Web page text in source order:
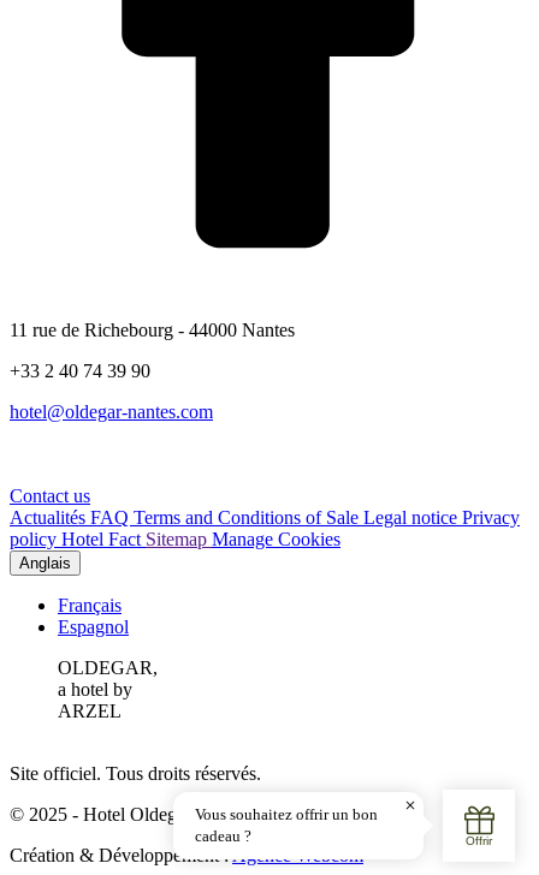
11 rue de Richebourg - 44000 Nantes
+33 2 40 74 39 90
hotel@oldegar-nantes.com
Contact us
Actualités FAQ Terms and Conditions of Sale Legal notice Privacy
policy Hotel Fact Sitemap Manage Cookies
Anglais
Français
Espagnol
OLDEGAR,
a hotel by
ARZEL
Site officiel. Tous droits réservés.
© 2025 - Hotel Oldegar
Création & Développement : Agence Webcom